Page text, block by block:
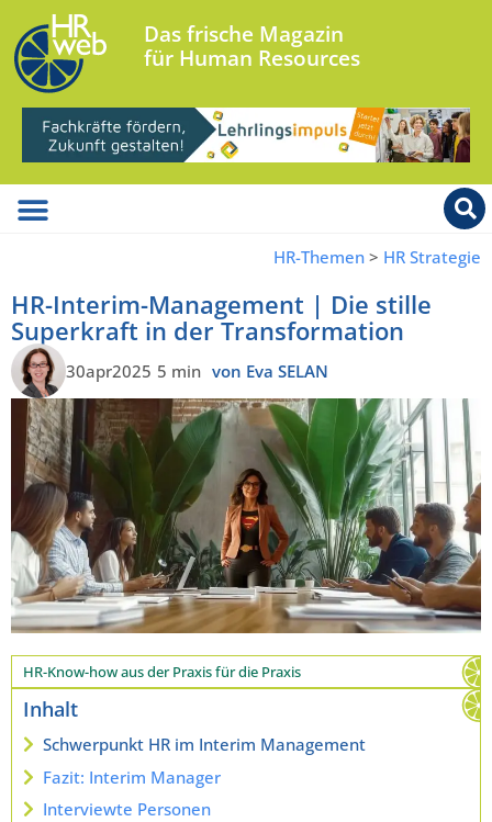
Das frische Magazin
für Human Resources
HR-Themen > HR Strategie
HR-Interim-Management | Die stille
Superkraft in der Transformation
30apr2025 5 min von Eva SELAN
HR-Know-how aus der Praxis für die Praxis
Inhalt
Schwerpunkt HR im Interim Management
Fazit: Interim Manager
Interviewte Personen